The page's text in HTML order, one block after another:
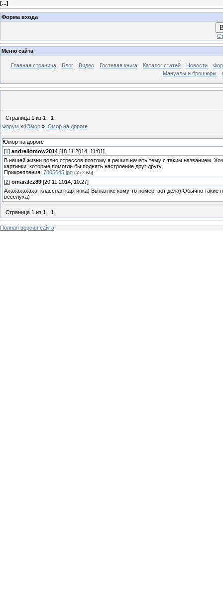
[...]
Форма входа
Меню сайта
Главная страница Блог Видео Гостевая книга Каталог статей Новости
Мануалы и брошюры
Страница 1 из 1
1
Форум » Юмор » Юмор на дороге
Юмор на дороге
[1 ] andreilomow2014 [18.11.2014, 11:01]
В нашей жизни полно стрессов поэтому я решил начать тему с таким названием.
картинки, которые помогли бы поднять настроение друг другу.
Прикрепления: 7805645.jpg (55.2 Kb)
[2] omaralez89 [20.11.2014, 10:27]
Ахахахахаха, классная картинка) Выпал же кому-то номер, вот дела) Обычно такие
веселуха)
Страница 1 из 1 1
Полная версия сайта